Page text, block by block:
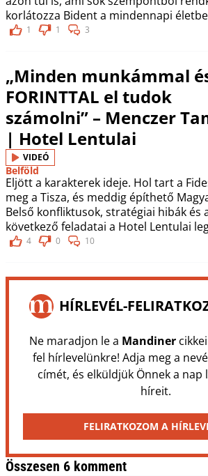
korlátozza Bident a mindennapi
1 1 3
„Minden munkámmal
FORINTTAL el tudok
számolni” – Menczer
| Hotel Lentulai
VIDEÓ
Belföld
Eljött a karakterek ideje. Hol tart a
meg a Tisza, és meddig építhető
Belső konfliktusok, stratégiai hibák és
következő feladatai a Hotel Lentulai
4 0 10
HÍRLEVÉL-
Ne maradjon le a Mandiner
fel hírlevelünkre! Adja meg a
címét, és elküldjük Önnek a
híreit.
FELIRATKOZOM A
Összesen 6 komment